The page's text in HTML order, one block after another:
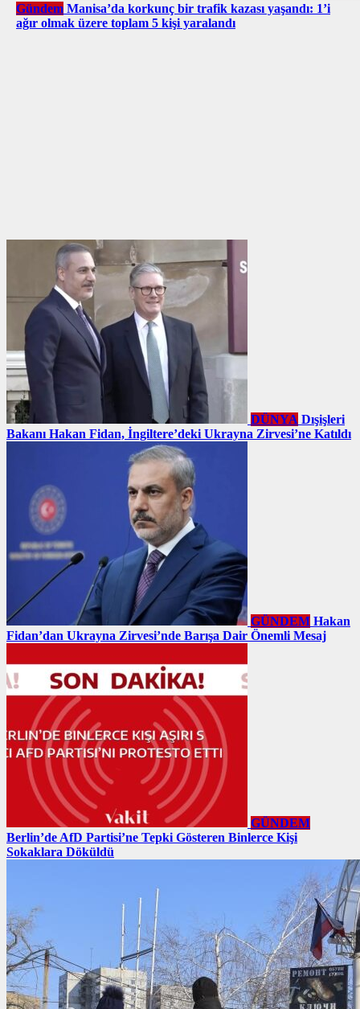
Gündem Manisa’da korkunç bir trafik kazası yaşandı: 1’i
ağır olmak üzere toplam 5 kişi yaralandı
DÜNYA Dışişleri
Bakanı Hakan Fidan, İngiltere’deki Ukrayna Zirvesi’ne Katıldı
GÜNDEM Hakan
Fidan’dan Ukrayna Zirvesi’nde Barışa Dair Önemli Mesaj
GÜNDEM
Berlin’de AfD Partisi’ne Tepki Gösteren Binlerce Kişi
Sokaklara Döküldü